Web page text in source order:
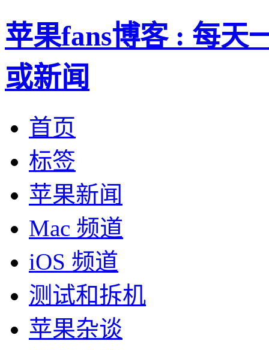
苹果fans博客 : 每天
或新闻
首页
标签
苹果新闻
Mac 频道
iOS 频道
测试和拆机
苹果杂谈